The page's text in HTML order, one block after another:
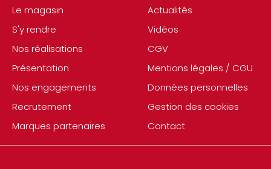
Le magasin
S'y rendre
Nos réalisations
Présentation
Nos engagements
Recrutement
Marques partenaires
Actualités
Vidéos
CGV
Mentions légales / CGU
Données personnelles
Gestion des cookies
Contact